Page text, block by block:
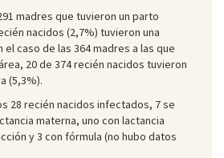
madres que tuvieron un parto
nacidos (2,7%) tuvieron una
el caso de las 364 madres a las que
20 de 374 recién nacidos tuvieron
(5,3%).
28 recién nacidos infectados, 7 se
materna, uno con lactancia
y 3 con fórmula (no hubo datos